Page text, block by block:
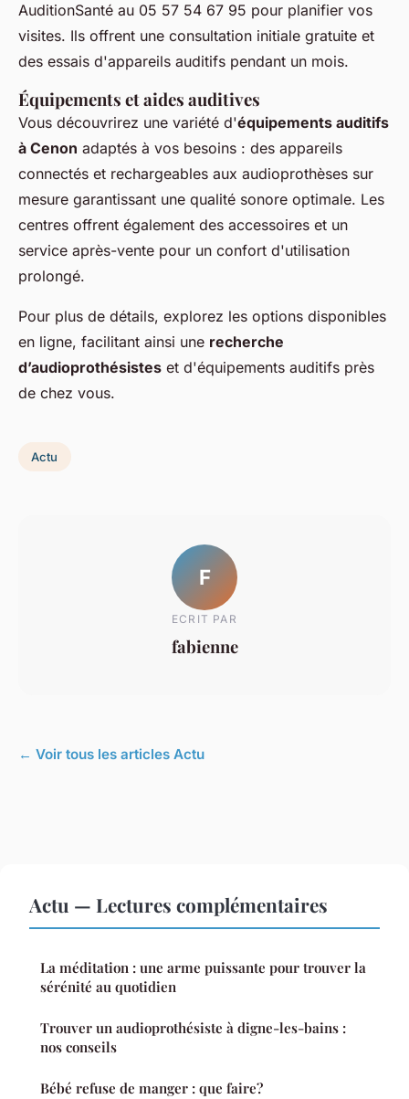
AuditionSanté au 05 57 54 67 95 pour planifier vos
visites. Ils offrent une consultation initiale gratuite et
des essais d'appareils auditifs pendant un mois.
Équipements et aides auditives
Vous découvrirez une variété d'équipements auditifs
à Cenon adaptés à vos besoins : des appareils
connectés et rechargeables aux audioprothèses sur
mesure garantissant une qualité sonore optimale. Les
centres offrent également des accessoires et un
service après-vente pour un confort d'utilisation
prolongé.
Pour plus de détails, explorez les options disponibles
en ligne, facilitant ainsi une recherche
d’audioprothésistes et d'équipements auditifs près
de chez vous.
Actu
F
ECRIT PAR
fabienne
← Voir tous les articles Actu
Actu — Lectures complémentaires
La méditation : une arme puissante pour trouver la
sérénité au quotidien
Trouver un audioprothésiste à digne-les-bains :
nos conseils
Bébé refuse de manger : que faire?